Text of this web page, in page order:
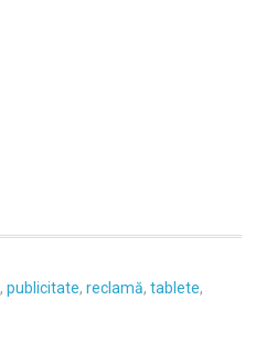
,publicitate,reclamă,tablete,